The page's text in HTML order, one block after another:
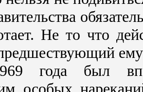
Не то что
года был
особых